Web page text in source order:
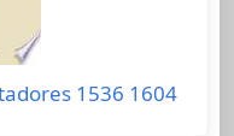
1536 1604